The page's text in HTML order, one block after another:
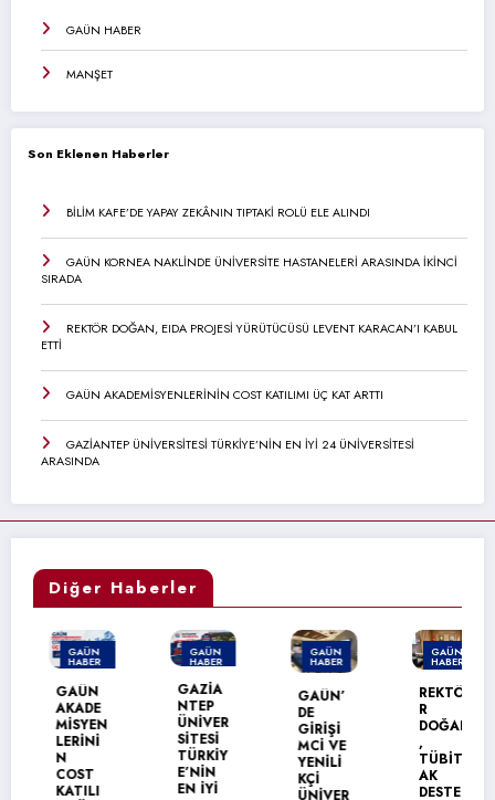
GAÜN HABER
MANŞET
Son Eklenen Haberler
BİLİM KAFE’DE YAPAY ZEKÂNIN TIPTAKİ ROLÜ ELE ALINDI
GAÜN KORNEA NAKLİNDE ÜNİVERSİTE HASTANELERİ ARASINDA İKİNCİ
SIRADA
REKTÖR DOĞAN, EIDA PROJESİ YÜRÜTÜCÜSÜ LEVENT KARACAN’I KABUL
ETTİ
GAÜN AKADEMİSYENLERİNİN COST KATILIMI ÜÇ KAT ARTTI
GAZİANTEP ÜNİVERSİTESİ TÜRKİYE’NİN EN İYİ 24 ÜNİVERSİTESİ
ARASINDA
Diğer Haberler
GAÜN
HABER
MANŞET
GAÜN
AKADE
MİSYEN
LERİNİ
COST
KATILI
GAÜN
HABER
MANŞET
GAZİA
NTEP
ÜNİVER
SİTESİ
TÜRKİY
E’NİN
EN İYİ
GAÜN
HABER
GAÜN’
DE
GİRİŞİ
MCİ VE
YENİLİ
KÇİ
ÜNİVER
GAÜN
HABER
REKTÖ
DOĞAN
TÜBİT
AK
DESTE